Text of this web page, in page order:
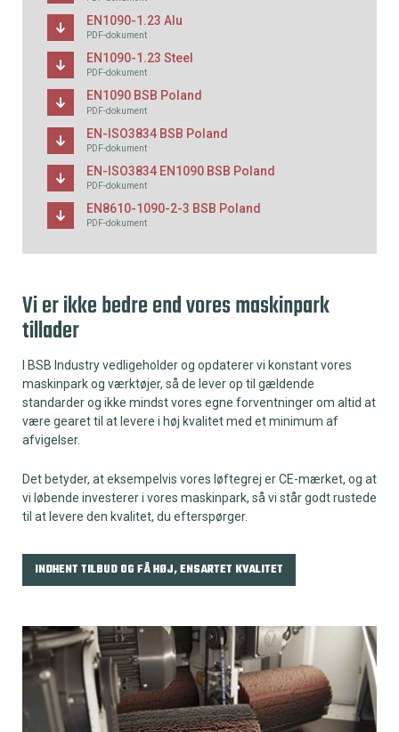
EN1090-1.23 Alu
PDF-dokument
EN1090-1.23 Steel
PDF-dokument
EN1090 BSB Poland
PDF-dokument
EN-ISO3834 BSB Poland
PDF-dokument
EN-ISO3834 EN1090 BSB Poland
PDF-dokument
EN8610-1090-2-3 BSB Poland
PDF-dokument
Vi er ikke bedre end vores maskinpark
tillader
I BSB Industry vedligeholder og opdaterer vi konstant vores
maskinpark og værktøjer, så de lever op til gældende
standarder og ikke mindst vores egne forventninger om altid at
være gearet til at levere i høj kvalitet med et minimum af
afvigelser.
Det betyder, at eksempelvis vores løftegrej er CE-mærket, og at
vi løbende investerer i vores maskinpark, så vi står godt rustede
til at levere den kvalitet, du efterspørger.
INDHENT TILBUD OG FÅ HØJ, ENSARTET KVALITET